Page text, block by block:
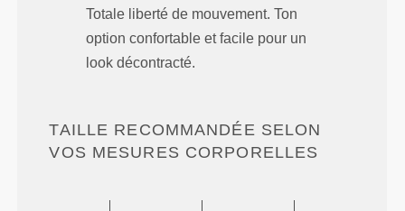
Totale liberté de mouvement. Ton
option confortable et facile pour un
look décontracté.
TAILLE RECOMMANDÉE SELON
VOS MESURES CORPORELLES